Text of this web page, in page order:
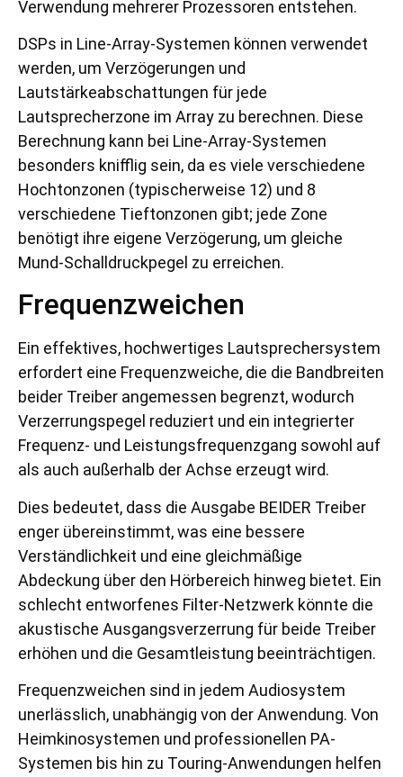
Verwendung mehrerer Prozessoren entstehen.
DSPs in Line-Array-Systemen können verwendet
werden, um Verzögerungen und
Lautstärkeabschattungen für jede
Lautsprecherzone im Array zu berechnen. Diese
Berechnung kann bei Line-Array-Systemen
besonders knifflig sein, da es viele verschiedene
Hochtonzonen (typischerweise 12) und 8
verschiedene Tieftonzonen gibt; jede Zone
benötigt ihre eigene Verzögerung, um gleiche
Mund-Schalldruckpegel zu erreichen.
Frequenzweichen
Ein effektives, hochwertiges Lautsprechersystem
erfordert eine Frequenzweiche, die die Bandbreiten
beider Treiber angemessen begrenzt, wodurch
Verzerrungspegel reduziert und ein integrierter
Frequenz- und Leistungsfrequenzgang sowohl auf
als auch außerhalb der Achse erzeugt wird.
Dies bedeutet, dass die Ausgabe BEIDER Treiber
enger übereinstimmt, was eine bessere
Verständlichkeit und eine gleichmäßige
Abdeckung über den Hörbereich hinweg bietet. Ein
schlecht entworfenes Filter-Netzwerk könnte die
akustische Ausgangsverzerrung für beide Treiber
erhöhen und die Gesamtleistung beeinträchtigen.
Frequenzweichen sind in jedem Audiosystem
unerlässlich, unabhängig von der Anwendung. Von
Heimkinosystemen und professionellen PA-
Systemen bis hin zu Touring-Anwendungen helfen